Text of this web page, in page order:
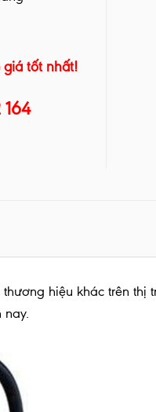
tốt nhất!
hiệu khác trên thị
nay.